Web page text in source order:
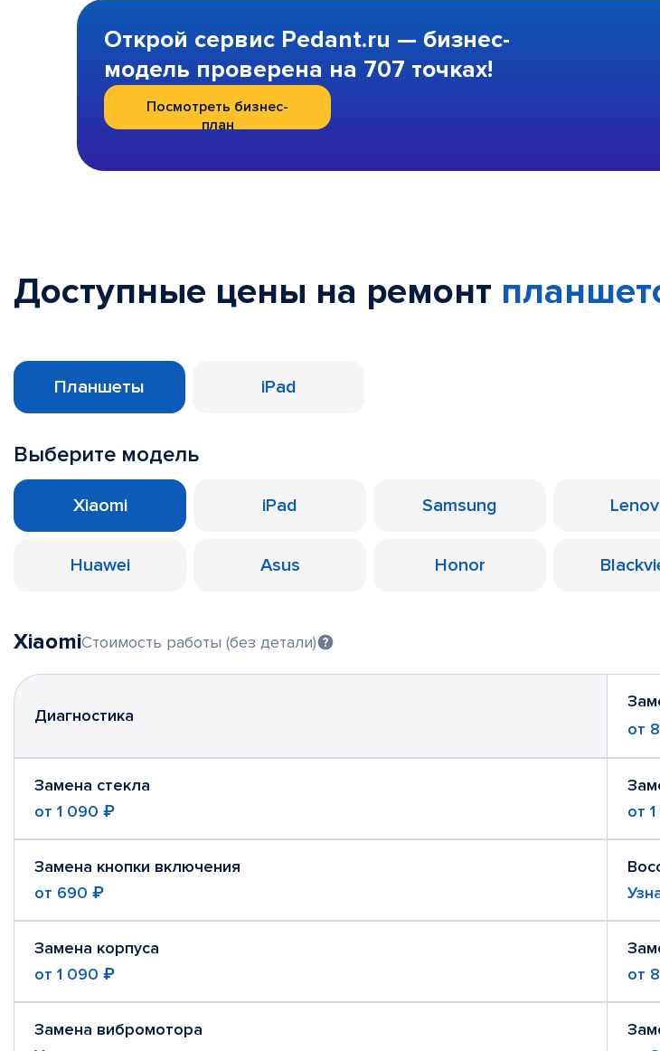
Открой сервис Pedant.ru — бизнес-
модель проверена на 707 точках!
Посмотреть бизнес-
план
Доступные цены на ремонт
Планшеты iPad
Выберите модель
Xiaomi iPad Samsung
Huawei Asus Honor
XiaomiСтоимость работы (без детали)
Диагностика
от
Замена стекла
от 1 090 ₽
от
Замена кнопки включения
от 690 ₽
Замена корпуса
от 1 090 ₽
от
Замена вибромотора